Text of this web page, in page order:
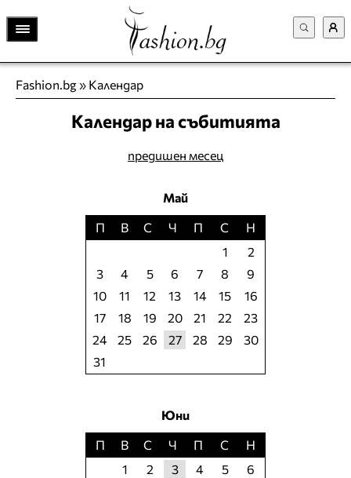
Fashion.bg» Календар
Календар на събитията
предишен месец
Май
П
В С Ч П С
Н
1
2
3
4 5 6 7 8
9
10
11 12 13 14 15
16
17
18 19 20 21 22
23
24
25 26 27 28 29
30
31
Юни
П
В С Ч П С
Н
1
2 3 4 5
6